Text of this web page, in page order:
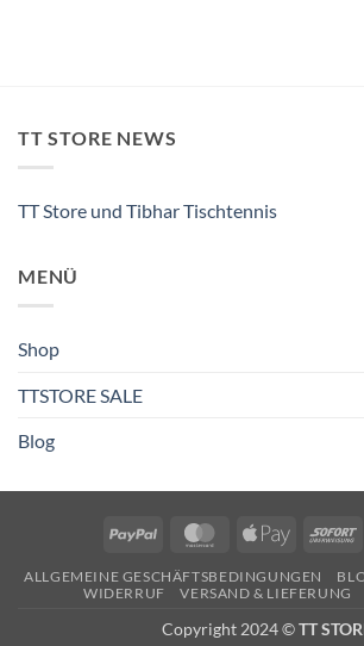
TT STORE NEWS
TT Store und Tibhar Tischtennis
MENÜ
Shop
TTSTORE SALE
Blog
PayPal MasterCardApple
ALLGEMEINE GESCHÄFTSBEDINGUNGEN
WIDERRUF
VERSAND & LIEFERUNG
Copyright 2024 ©TT